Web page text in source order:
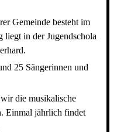
Gemeinde besteht im
in der Jugendschola
25 Sängerinnen und
die musikalische
Einmal jährlich findet